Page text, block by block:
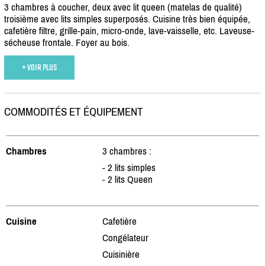
3 chambres à coucher, deux avec lit queen (matelas de qualité)
troisième avec lits simples superposés. Cuisine très bien équipée,
cafetière filtre, grille-pain, micro-onde, lave-vaisselle, etc. Laveuse-
sécheuse frontale. Foyer au bois.
+ VOIR PLUS
COMMODITÉS ET ÉQUIPEMENT
Chambres
3 chambres :
- 2 lits simples
- 2 lits Queen
Cuisine
Cafetière
Congélateur
Cuisinière